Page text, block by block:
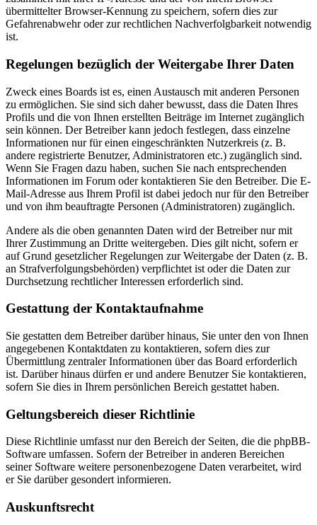
übermittelter Browser-Kennung zu speichern, sofern dies zur
Gefahrenabwehr oder zur rechtlichen Nachverfolgbarkeit notwendig
ist.
Regelungen bezüglich der Weitergabe Ihrer Daten
Zweck eines Boards ist es, einen Austausch mit anderen Personen
zu ermöglichen. Sie sind sich daher bewusst, dass die Daten Ihres
Profils und die von Ihnen erstellten Beiträge im Internet zugänglich
sein können. Der Betreiber kann jedoch festlegen, dass einzelne
Informationen nur für einen eingeschränkten Nutzerkreis (z. B.
andere registrierte Benutzer, Administratoren etc.) zugänglich sind.
Wenn Sie Fragen dazu haben, suchen Sie nach entsprechenden
Informationen im Forum oder kontaktieren Sie den Betreiber. Die E-
Mail-Adresse aus Ihrem Profil ist dabei jedoch nur für den Betreiber
und von ihm beauftragte Personen (Administratoren) zugänglich.
Andere als die oben genannten Daten wird der Betreiber nur mit
Ihrer Zustimmung an Dritte weitergeben. Dies gilt nicht, sofern er
auf Grund gesetzlicher Regelungen zur Weitergabe der Daten (z. B.
an Strafverfolgungsbehörden) verpflichtet ist oder die Daten zur
Durchsetzung rechtlicher Interessen erforderlich sind.
Gestattung der Kontaktaufnahme
Sie gestatten dem Betreiber darüber hinaus, Sie unter den von Ihnen
angegebenen Kontaktdaten zu kontaktieren, sofern dies zur
Übermittlung zentraler Informationen über das Board erforderlich
ist. Darüber hinaus dürfen er und andere Benutzer Sie kontaktieren,
sofern Sie dies in Ihrem persönlichen Bereich gestattet haben.
Geltungsbereich dieser Richtlinie
Diese Richtlinie umfasst nur den Bereich der Seiten, die die phpBB-
Software umfassen. Sofern der Betreiber in anderen Bereichen
seiner Software weitere personenbezogene Daten verarbeitet, wird
er Sie darüber gesondert informieren.
Auskunftsrecht